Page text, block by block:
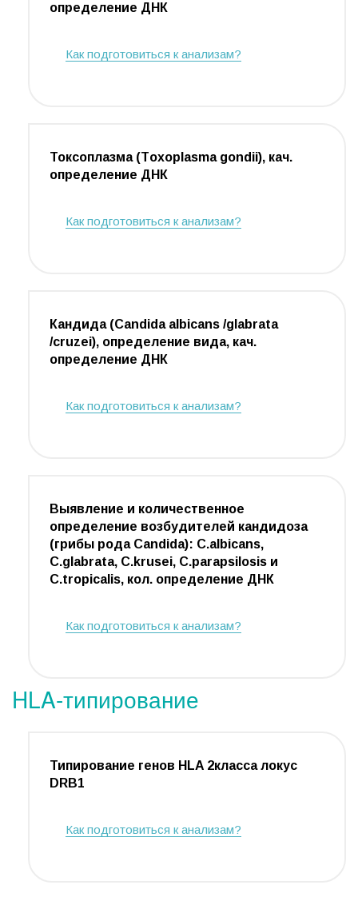
определение ДНК
Как подготовиться к анализам?
Токсоплазма (Тoxoplasma gondii), кач.
определение ДНК
Как подготовиться к анализам?
Кандида (Сandida albicans /glabrata
/cruzei), определение вида, кач.
определение ДНК
Как подготовиться к анализам?
Выявление и количественное
определение возбудителей кандидоза
(грибы рода Candida): C.albicans,
C.glabrata, C.krusei, C.parapsilosis и
C.tropicalis, кол. определение ДНК
Как подготовиться к анализам?
HLA-типирование
Типирование генов HLA 2класса локус
DRB1
Как подготовиться к анализам?